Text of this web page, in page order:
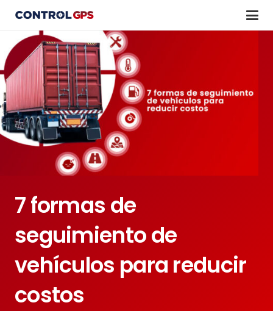
7 formas de
seguimiento de
vehículos para reducir
costos